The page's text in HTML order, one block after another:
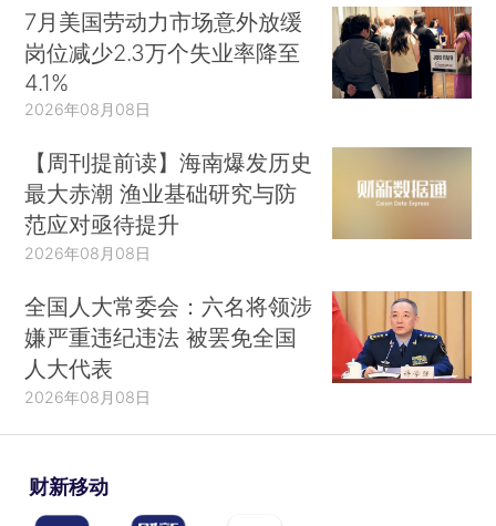
7月美国劳动力市场意外放缓
岗位减少2.3万个失业率降至
4.1%
2026年08月08日
【周刊提前读】海南爆发历史
最大赤潮 渔业基础研究与防
范应对亟待提升
2026年08月08日
全国人大常委会：六名将领涉
嫌严重违纪违法 被罢免全国
人大代表
2026年08月08日
财新移动